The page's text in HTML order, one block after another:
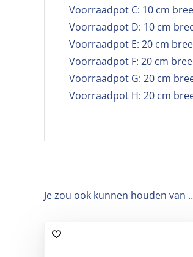
Voorraadpot C: 10 cm
Voorraadpot D: 10 cm
Voorraadpot E: 20 cm
Voorraadpot F: 20 cm
Voorraadpot G: 20 cm
Voorraadpot H: 20 cm
Je zou ook kunnen houden van